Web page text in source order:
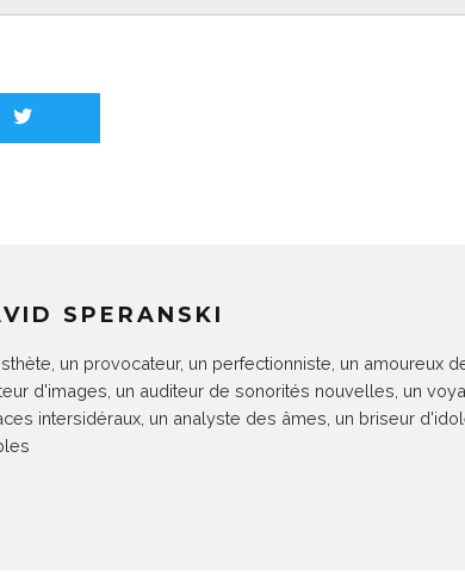
SPERANSKI
un provocateur, un perfectionniste, un amoureux
d'images, un auditeur de sonorités nouvelles, un
intersidéraux, un analyste des âmes, un briseur